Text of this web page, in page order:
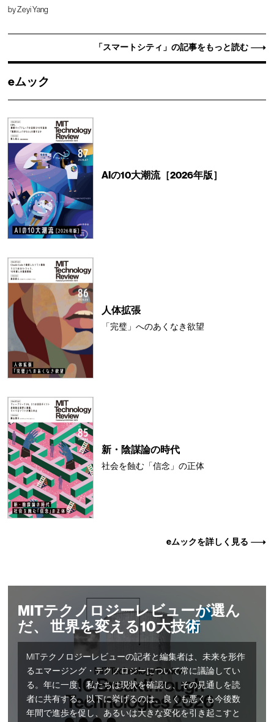
byZeyi Yang
「スマートシティ」の記事をもっと読む
eムック
AIの10大潮流［2026年版］
人体拡張
「完璧」へのあくなき欲望
新・陰謀論の時代
社会を蝕む「信念」の正体
eムックを詳しく見る
MITテクノロジーレビューが選ん
だ、 世界を変える10大技術
MITテクノロジーレビューの記者と編集者は、未来を形作
るエマージング・テクノロジーについて常に議論してい
る。年に一度、私たちは現状を確認し、その見通しを読
者に共有する。以下に挙げるのは、良くも悪くも今後数
年間で進歩を促し、あるいは大きな変化を引き起こすと